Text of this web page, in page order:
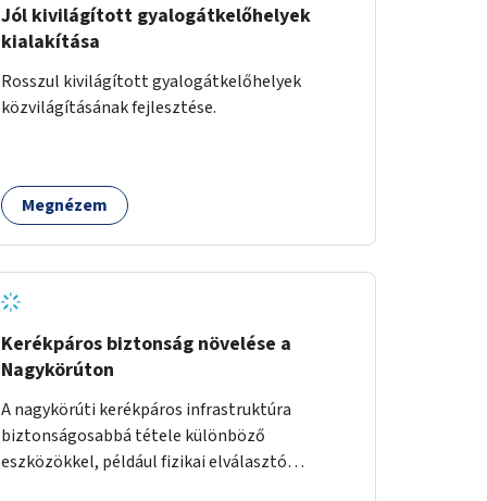
Jól kivilágított gyalogátkelőhelyek
kialakítása
Rosszul kivilágított gyalogátkelőhelyek
közvilágításának fejlesztése.
Megnézem
Kerékpáros biztonság növelése a
Nagykörúton
A nagykörúti kerékpáros infrastruktúra
biztonságosabbá tétele különböző
eszközökkel, például fizikai elválasztó